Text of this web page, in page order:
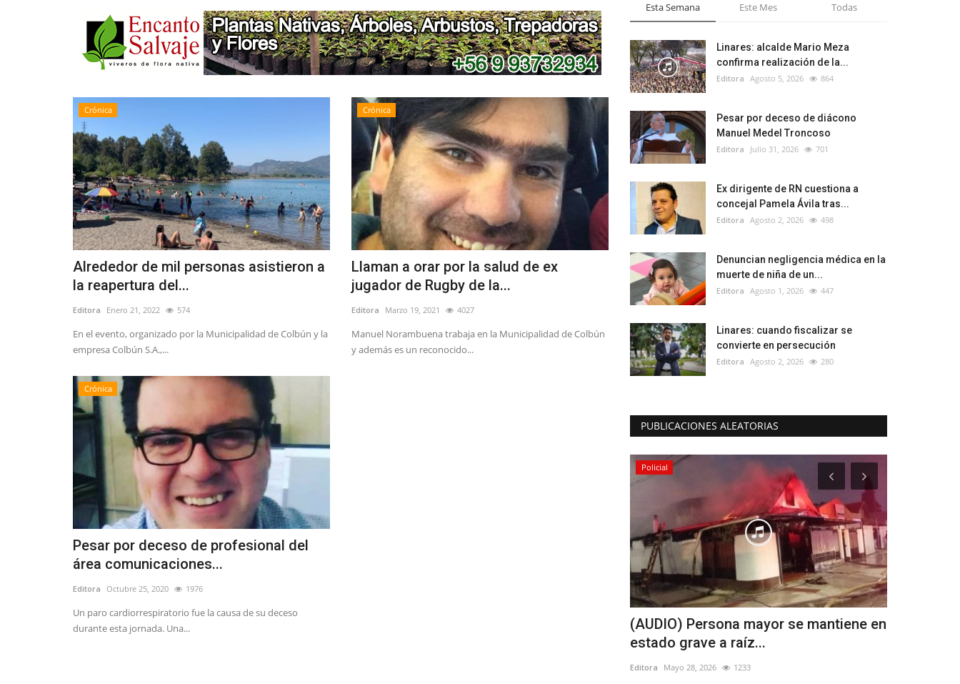
Crónica
Alrededor de mil personas asistieron a
la reapertura del...
Editora Enero 21, 2022 574
En el evento, organizado por la Municipalidad de Colbún y la
empresa Colbún S.A.,...
Crónica
Llaman a orar por la salud de ex
jugador de Rugby de la...
Editora Marzo 19, 2021 4027
Manuel Norambuena trabaja en la Municipalidad de Colbún
y además es un reconocido...
Crónica
Pesar por deceso de profesional del
área comunicaciones...
Editora Octubre 25, 2020 1976
Un paro cardiorrespiratorio fue la causa de su deceso
durante esta jornada. Una...
Esta Semana Este Mes Todas
Linares: alcalde Mario Meza
confirma realización de la...
Editora Agosto 5, 2026 864
Pesar por deceso de diácono
Manuel Medel Troncoso
Editora Julio 31, 2026 701
Ex dirigente de RN cuestiona a
concejal Pamela Ávila tras...
Editora Agosto 2, 2026 498
Denuncian negligencia médica en la
muerte de niña de un...
Editora Agosto 1, 2026 447
Linares: cuando fiscalizar se
convierte en persecución
Editora Agosto 2, 2026 280
PUBLICACIONES ALEATORIAS
Tribunales
Abogado Salvador Concha: Marcelo
Policial
(AUDIO) Persona mayor se mantiene en
estado grave a raíz...
Editora Mayo 28, 2026 1233